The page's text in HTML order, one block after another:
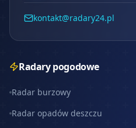
kontakt@radary24.pl
Radary pogodowe
Radar burzowy
Radar opadów deszczu